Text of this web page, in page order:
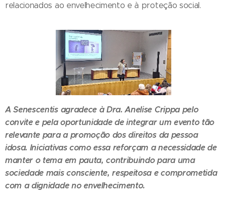
relacionados ao envelhecimento e à proteção social.
A Senescentis agradece à Dra. Anelise Crippa pelo
convite e pela oportunidade de integrar um evento tão
relevante para a promoção dos direitos da pessoa
idosa. Iniciativas como essa reforçam a necessidade de
manter o tema em pauta, contribuindo para uma
sociedade mais consciente, respeitosa e comprometida
com a dignidade no envelhecimento.